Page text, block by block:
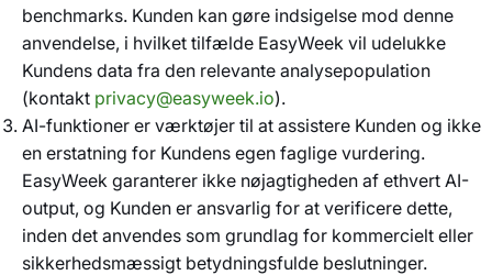
benchmarks. Kunden kan gøre indsigelse mod denne
anvendelse, i hvilket tilfælde EasyWeek vil udelukke
Kundens data fra den relevante analysepopulation
(kontakt privacy@easyweek.io).
AI-funktioner er værktøjer til at assistere Kunden og ikke
en erstatning for Kundens egen faglige vurdering.
EasyWeek garanterer ikke nøjagtigheden af ethvert AI-
output, og Kunden er ansvarlig for at verificere dette,
inden det anvendes som grundlag for kommercielt eller
sikkerhedsmæssigt betydningsfulde beslutninger.